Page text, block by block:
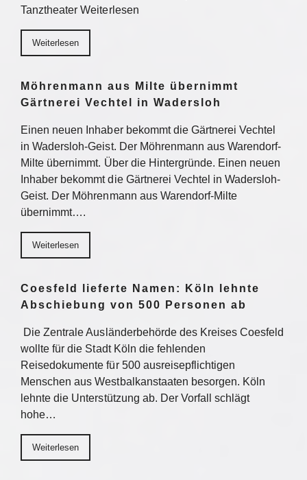
Tanztheater Weiterlesen
Weiterlesen
Möhrenmann aus Milte übernimmt
Gärtnerei Vechtel in Wadersloh
Einen neuen Inhaber bekommt die Gärtnerei Vechtel
in Wadersloh-Geist. Der Möhrenmann aus Warendorf-
Milte übernimmt. Über die Hintergründe. Einen neuen
Inhaber bekommt die Gärtnerei Vechtel in Wadersloh-
Geist. Der Möhrenmann aus Warendorf-Milte
übernimmt….
Weiterlesen
Coesfeld lieferte Namen: Köln lehnte
Abschiebung von 500 Personen ab
Die Zentrale Ausländerbehörde des Kreises Coesfeld
wollte für die Stadt Köln die fehlenden
Reisedokumente für 500 ausreisepflichtigen
Menschen aus Westbalkanstaaten besorgen. Köln
lehnte die Unterstützung ab. Der Vorfall schlägt
hohe…
Weiterlesen